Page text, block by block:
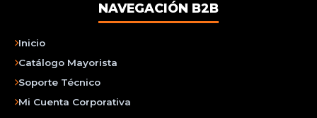
NAVEGACIÓN B2B
Inicio
Catálogo Mayorista
Soporte Técnico
Mi Cuenta Corporativa